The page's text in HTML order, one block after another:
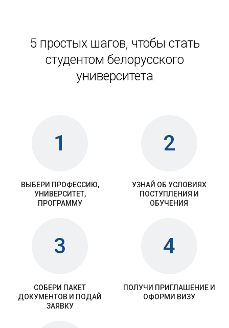
5 простых шагов, чтобы стать
студентом белорусского
университета
1
ВЫБЕРИ ПРОФЕССИЮ,
УНИВЕРСИТЕТ,
ПРОГРАММУ
2
УЗНАЙ ОБ УСЛОВИЯХ
ПОСТУПЛЕНИЯ И
ОБУЧЕНИЯ
3
СОБЕРИ ПАКЕТ
ДОКУМЕНТОВ И ПОДАЙ
ЗАЯВКУ
4
ПОЛУЧИ ПРИГЛАШЕНИЕ И
ОФОРМИ ВИЗУ